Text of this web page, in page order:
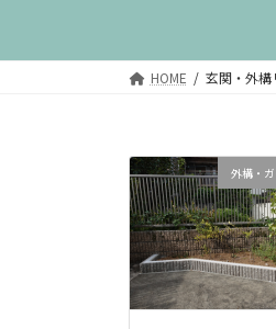
HOME 玄関・外構
外構・